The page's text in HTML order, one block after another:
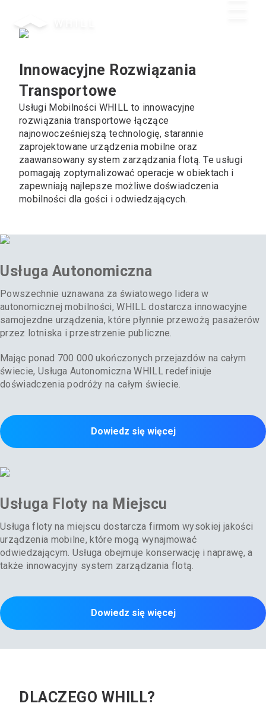
Innowacyjne Rozwiązania
Transportowe
Usługi Mobilności WHILL to innowacyjne
rozwiązania transportowe łączące
najnowocześniejszą technologię, starannie
zaprojektowane urządzenia mobilne oraz
zaawansowany system zarządzania flotą. Te usługi
pomagają zoptymalizować operacje w obiektach i
zapewniają najlepsze możliwe doświadczenia
mobilności dla gości i odwiedzających.
Usługa Autonomiczna
Powszechnie uznawana za światowego lidera w
autonomicznej mobilności, WHILL dostarcza innowacyjne
samojezdne urządzenia, które płynnie przewożą pasażerów
przez lotniska i przestrzenie publiczne.
Mając ponad 700 000 ukończonych przejazdów na całym
świecie, Usługa Autonomiczna WHILL redefiniuje
doświadczenia podróży na całym świecie.
Dowiedz się więcej
Usługa Floty na Miejscu
Usługa floty na miejscu dostarcza firmom wysokiej jakości
urządzenia mobilne, które mogą wynajmować
odwiedzającym. Usługa obejmuje konserwację i naprawę, a
także innowacyjny system zarządzania flotą.
Dowiedz się więcej
DLACZEGO WHILL?